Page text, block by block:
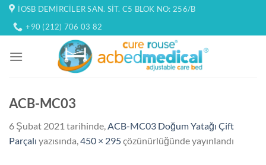
İçeriğe
atla
İOSB DEMIRCILER SAN. SIT. C5 BLOK NO: 256/B
+90 (212) 706 03 82
ACB-MC03
6 Şubat 2021 tarihinde,ACB-MC03 Doğum Yatağı Çift
Parçalı yazısında,450 × 295çözünürlüğünde yayınlandı